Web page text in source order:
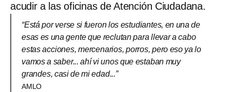
acudir a las oficinas de Atención Ciudadana.
“Está por verse si fueron los estudiantes, en una de
esas es una gente que reclutan para llevar a cabo
estas acciones, mercenarios, porros, pero eso ya lo
vamos a saber... ahí vi unos que estaban muy
grandes, casi de mi edad...”
AMLO